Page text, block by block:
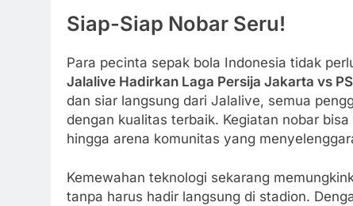
Siap-Siap Nobar Seru!
Para pecinta sepak bola Indonesia tidak
Jalalive Hadirkan Laga Persija Jakarta vs
dan siar langsung dari Jalalive, semua
dengan kualitas terbaik. Kegiatan nobar
hingga arena komunitas yang
Kemewahan teknologi sekarang
tanpa harus hadir langsung di stadion.